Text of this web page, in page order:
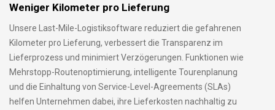
Weniger Kilometer pro Lieferung
Unsere Last-Mile-Logistiksoftware reduziert die gefahrenen
Kilometer pro Lieferung, verbessert die Transparenz im
Lieferprozess und minimiert Verzögerungen. Funktionen wie
Mehrstopp-Routenoptimierung, intelligente Tourenplanung
und die Einhaltung von Service-Level-Agreements (SLAs)
helfen Unternehmen dabei, ihre Lieferkosten nachhaltig zu